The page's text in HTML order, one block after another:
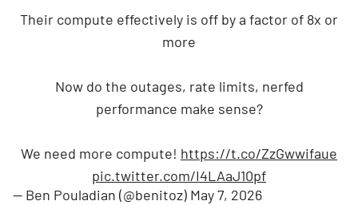
Their compute effectively is off by a factor of 8x or
more
Now do the outages, rate limits, nerfed
performance make sense?
We need more compute! https://t.co/ZzGwwifaue
pic.twitter.com/I4LAaJ10pf
— Ben Pouladian (@benitoz) May 7, 2026